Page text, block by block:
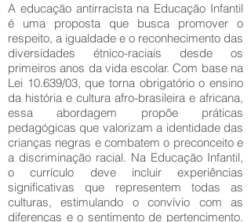
A educação antirracista na Educação Infantil
é uma proposta que busca promover o
respeito, a igualdade e o reconhecimento das
diversidades étnico-raciais desde os
primeiros anos da vida escolar. Com base na
Lei 10.639/03, que torna obrigatório o ensino
da história e cultura afro-brasileira e africana,
essa abordagem propõe práticas
pedagógicas que valorizam a identidade das
crianças negras e combatem o preconceito e
a discriminação racial. Na Educação Infantil,
o currículo deve incluir experiências
significativas que representem todas as
culturas, estimulando o convívio com as
diferenças e o sentimento de pertencimento.